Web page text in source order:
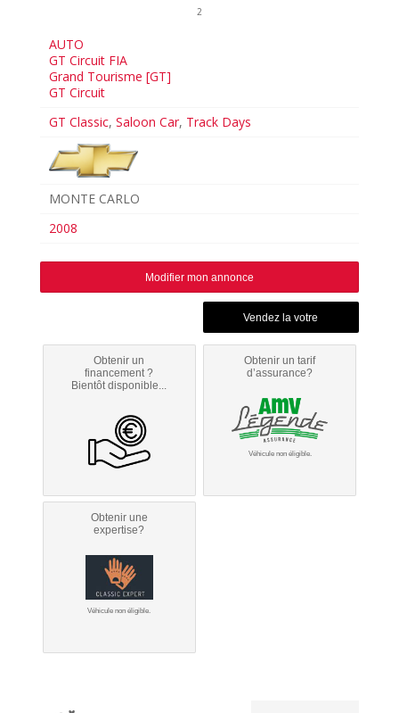
2
AUTO
GT Circuit FIA
Grand Tourisme [GT]
GT Circuit
GT Classic,Saloon Car, Track Days
MONTE CARLO
2008
Modifier mon annonce
Obtenir un
financement ?
Bientôt disponible...
Obtenir un tarif
d’assurance?
Véhicule non éligible.
Obtenir une
expertise?
Véhicule non éligible.